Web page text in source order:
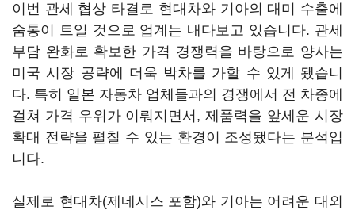
이번 관세 협상 타결로 현대차와 기아의 대미 수출에
숨통이 트일 것으로 업계는 내다보고 있습니다. 관세
부담 완화로 확보한 가격 경쟁력을 바탕으로 양사는
미국 시장 공략에 더욱 박차를 가할 수 있게 됐습니
다. 특히 일본 자동차 업체들과의 경쟁에서 전 차종에
걸쳐 가격 우위가 이뤄지면서, 제품력을 앞세운 시장
확대 전략을 펼칠 수 있는 환경이 조성됐다는 분석입
니다.
실제로 현대차(제네시스 포함)와 기아는 어려운 대외